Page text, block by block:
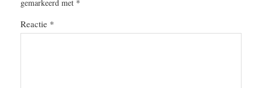
gemarkeerd met *
Reactie *